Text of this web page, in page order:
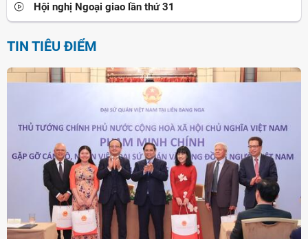
Hội nghị Ngoại giao lần thứ 31
TIN TIÊU ĐIỂM